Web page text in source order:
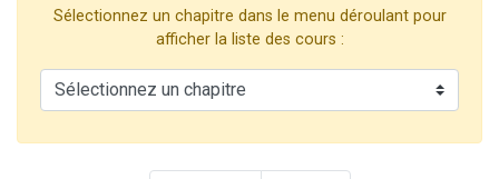
2 personnes viennent de nous rejoindre sur WhatsApp
Il reste 49 places pour étudier en groupe sur Zoom
Sélectionnez un chapitre dans le menu déroulant pour
afficher la liste des cours :